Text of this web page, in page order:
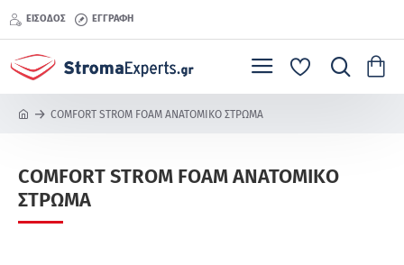
ΕΊΣΟΔΟΣ ΕΓΓΡΑΦΉ
e
COMFORT STROM FOAM ΑΝΑΤΟΜΙΚΟ ΣΤΡΩΜΑ
COMFORT STROM FOAM ΑΝΑΤΟΜΙΚΟ
ΣΤΡΩΜΑ